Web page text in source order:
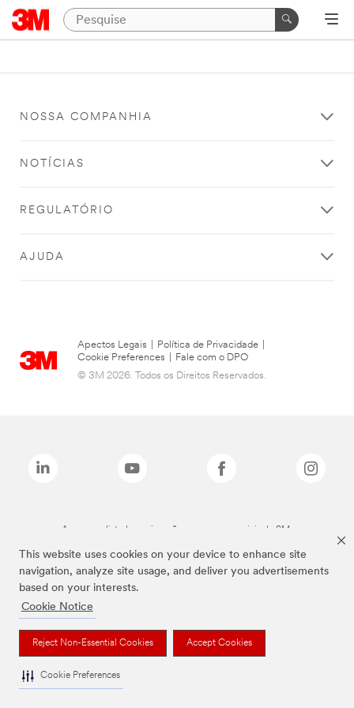
This website uses cookies on your device to enhance site
navigation, analyze site usage, and deliver you advertisements
based on your interests.
Cookie Notice
Reject Non-Essential Cookies Accept Cookies
Cookie Preferences
NOSSA COMPANHIA
NOTÍCIAS
REGULATÓRIO
AJUDA
Apectos Legais Política de Privacidade
Cookie Preferences
Fale com o DPO
© 3M 2026. Todos os Direitos Reservados.
As marcas listadas a cima são marcas comerciais da 3M.